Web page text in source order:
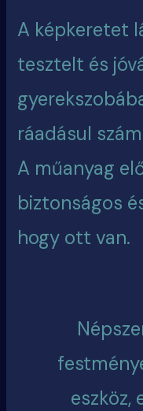
A képkeretet
tesztelt és
ráadásul
A műanyag
biztonságos
hogy ott van.
eszköz,